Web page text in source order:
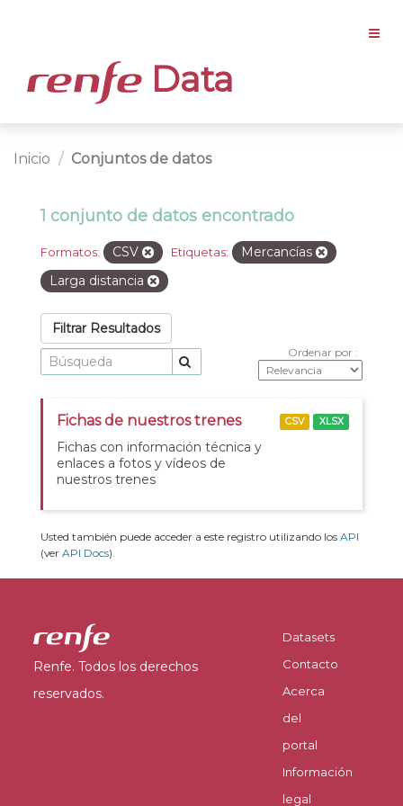
Data
Inicio Conjuntos de datos
1 conjunto de datos encontrado
Formatos: CSV Etiquetas:
Mercancías
Larga distancia
Filtrar Resultados
Ordenar por
Fichas de nuestros trenes
Fichas con información técnica y
enlaces a fotos y vídeos de
nuestros trenes
CSV XLSX
Usted también puede acceder a este registro utilizando los API
(ver API Docs).
Renfe. Todos los derechos
reservados.
Datasets
Contacto
Acerca
del
portal
Información
legal